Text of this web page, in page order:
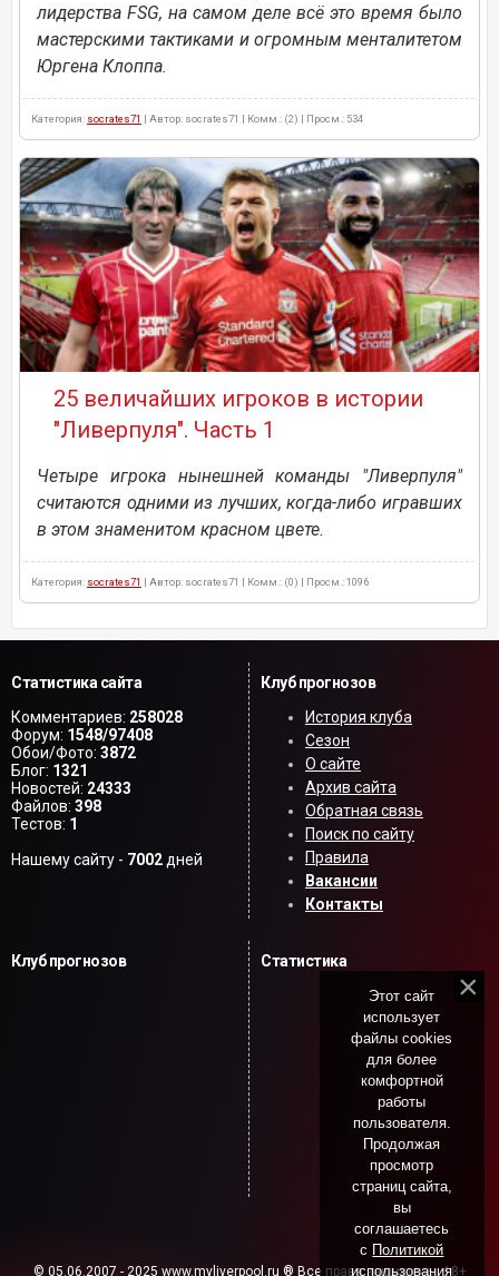
лидерства FSG, на самом деле всё это время было
мастерскими тактиками и огромным менталитетом
Юргена Клоппа.
Категория: socrates71 | Автор: socrates71 | Комм.: (2) | Просм.: 534
25 величайших игроков в истории
"Ливерпуля". Часть 1
Четыре игрока нынешней команды "Ливерпуля"
считаются одними из лучших, когда-либо игравших
в этом знаменитом красном цвете.
Категория: socrates71 | Автор: socrates71 | Комм.: (0) | Просм.: 1096
Статистика сайта
Комментариев: 258028
Форум: 1548/97408
Обои/Фото: 3872
Блог: 1321
Новостей: 24333
Файлов: 398
Тестов: 1
Нашему сайту - 7002дней
Клуб прогнозов
История клуба
Сезон
О сайте
Архив сайта
Обратная связь
Поиск по сайту
Правила
Вакансии
Контакты
Клуб прогнозов Статистика
© 05.06.2007 - 2025 www.myliverpool.ru ® Все права защищены. 18+
Этот сайт
использует
файлы cookies
для более
комфортной
работы
пользователя.
Продолжая
просмотр
страниц сайта,
вы
соглашаетесь
с Политикой
использования